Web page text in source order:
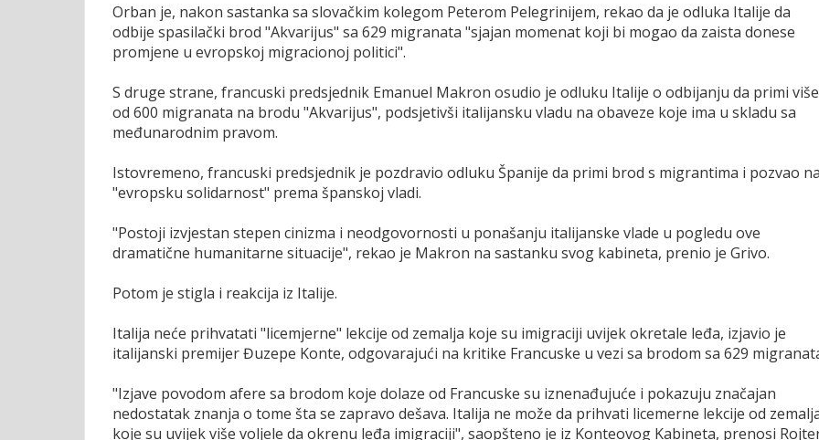
Orban je, nakon sastanka sa slovačkim kolegom Peterom Pelegrinijem, rekao da je odluka Italije da
odbije spasilački brod "Akvarijus" sa 629 migranata "sjajan momenat koji bi mogao da zaista donese
promjene u evropskoj migracionoj politici".
S druge strane, francuski predsjednik Emanuel Makron osudio je odluku Italije o odbijanju da primi više
od 600 migranata na brodu "Akvarijus", podsjetivši italijansku vladu na obaveze koje ima u skladu sa
međunarodnim pravom.
Istovremeno, francuski predsjednik je pozdravio odluku Španije da primi brod s migrantima i pozvao
"evropsku solidarnost" prema španskoj vladi.
"Postoji izvjestan stepen cinizma i neodgovornosti u ponašanju italijanske vlade u pogledu ove
dramatične humanitarne situacije", rekao je Makron na sastanku svog kabineta, prenio je Grivo.
Potom je stigla i reakcija iz Italije.
Italija neće prihvatati "licemjerne" lekcije od zemalja koje su imigraciji uvijek okretale leđa, izjavio je
italijanski premijer Đuzepe Konte, odgovarajući na kritike Francuske u vezi sa brodom sa 629
"Izjave povodom afere sa brodom koje dolaze od Francuske su iznenađujuće i pokazuju značajan
nedostatak znanja o tome šta se zapravo dešava. Italija ne može da prihvati licemerne lekcije od
koje su uvijek više voljele da okrenu leđa imigraciji", saopšteno je iz Konteovog Kabineta, prenosi